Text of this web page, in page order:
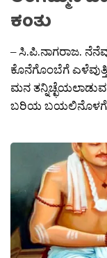
ಕಂತು
– ಸಿ.ಪಿ.ನಾಗರಾಜ.
ಕೊನೆಗೊಂಬೆಗೆ
ಮನ
ಬರಿಯ